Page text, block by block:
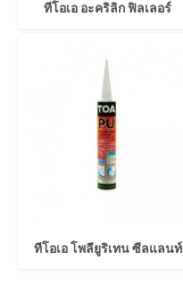
ทีโอเอ อะคริลิก ฟิลเลอร์
ทีโอเอ โพลียูริเทน ซีลแลนท์